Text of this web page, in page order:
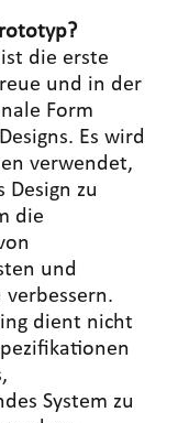
die erste
und in der
Form
Es wird
verwendet,
Design zu
die
und
verbessern.
dient nicht
System zu